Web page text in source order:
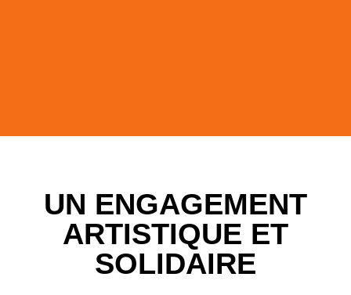
UN ENGAGEMENT
ARTISTIQUE ET
SOLIDAIRE